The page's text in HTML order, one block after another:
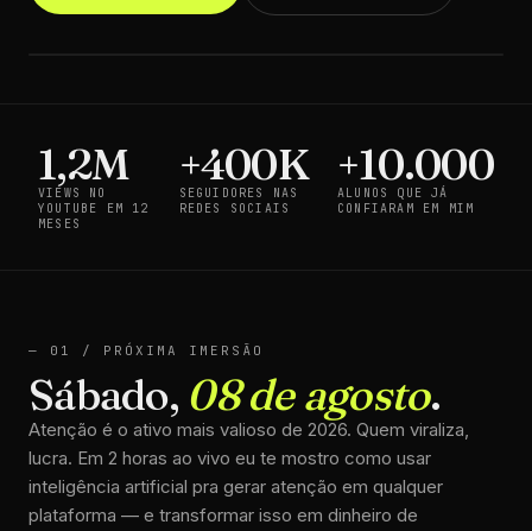
1,2M
VIEWS NO
YOUTUBE EM 12
MESES
+400K
SEGUIDORES NAS
REDES SOCIAIS
+10.000
ALUNOS QUE JÁ
CONFIARAM EM MIM
— 01 / PRÓXIMA IMERSÃO
Sábado, 08 de agosto.
Atenção é o ativo mais valioso de 2026. Quem viraliza,
lucra. Em 2 horas ao vivo eu te mostro como usar
inteligência artificial pra gerar atenção em qualquer
plataforma — e transformar isso em dinheiro de